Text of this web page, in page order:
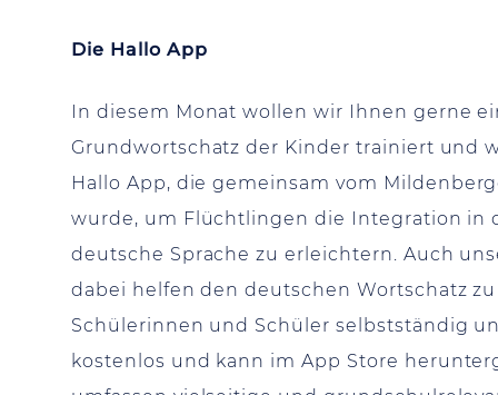
Die Hallo App
In diesem Monat wollen wir Ihnen gerne
Grundwortschatz der Kinder trainiert und
Hallo App, die gemeinsam vom
wurde, um Flüchtlingen die Integration in
deutsche Sprache zu erleichtern. Auch
dabei helfen den deutschen Wortschatz
Schülerinnen und Schüler selbstständig
kostenlos und kann im App Store